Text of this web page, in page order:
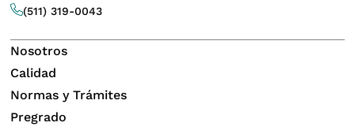
(511) 319-0043
Nosotros
Calidad
Normas y Trámites
Pregrado